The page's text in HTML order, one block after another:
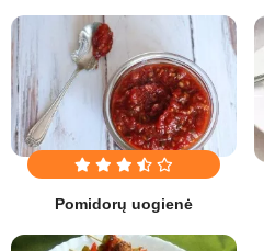
Pomidorų uogienė